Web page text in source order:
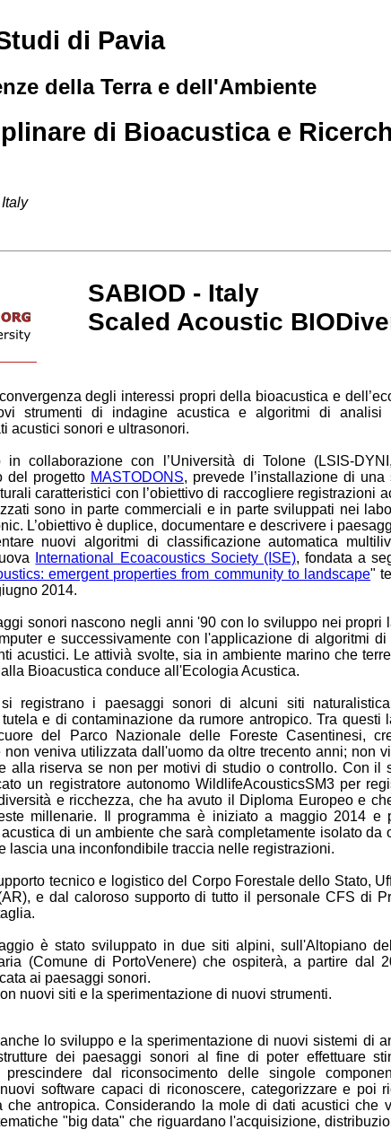
di Pavia
della Terra e dell'Ambiente
di Bioacustica e
SABIOD - Italy
Scaled Acoustic
degli interessi propri della bioacustica e
strumenti di indagine acustica e algoritmi di analisi
acustici sonori e ultrasonori.
in collaborazione con l’Università di Tolone (LSIS-
del progetto MASTODONS, prevede l’installazione di
caratteristici con l’obiettivo di raccogliere registrazioni
sono in parte commerciali e in parte sviluppati nei
L’obiettivo è duplice, documentare e descrivere i
nuovi algoritmi di classificazione automatica
International Ecoacoustics Society (ISE), fondata a
emergent properties from community to landscape"
2014.
sonori nascono negli anni '90 con lo sviluppo nei propri
e successivamente con l'applicazione di algoritmi
acustici. Le attivià svolte, sia in ambiente marino che
Bioacustica conduce all'Ecologia Acustica.
registrano i paesaggi sonori di alcuni siti
e di contaminazione da rumore antropico. Tra questi
del Parco Nazionale delle Foreste Casentinesi,
non veniva utilizzata dall'uomo da oltre trecento anni; non
alla riserva se non per motivi di studio o controllo. Con il
un registratore autonomo WildlifeAcousticsSM3 per
e ricchezza, che ha avuto il Diploma Europeo e
millenarie. Il programma è iniziato a maggio 2014 e
di un ambiente che sarà completamente isolato da
lascia una inconfondibile traccia nelle registrazioni.
tecnico e logistico del Corpo Forestale dello Stato,
e dal caloroso supporto di tutto il personale CFS di
è stato sviluppato in due siti alpini, sull'Altopiano
(Comune di PortoVenere) che ospiterà, a partire dal
ai paesaggi sonori.
nuovi siti e la sperimentazione di nuovi strumenti.
lo sviluppo e la sperimentazione di nuovi sistemi di
dei paesaggi sonori al fine di poter effettuare
dal riconsocimento delle singole
software capaci di riconoscere, categorizzare e poi
antropica. Considerando la mole di dati acustici che
"big data" che riguardano l'acquisizione,